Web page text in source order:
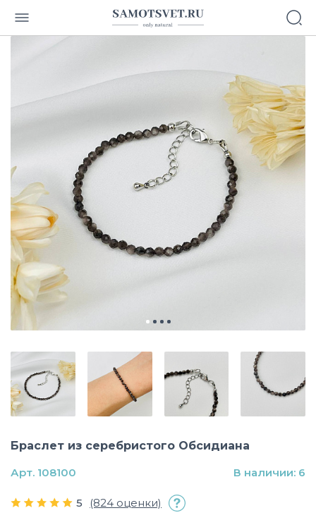
Браслет из серебристого Обсидиана
5 (824 оценки)
Арт. 108100 В наличии: 6